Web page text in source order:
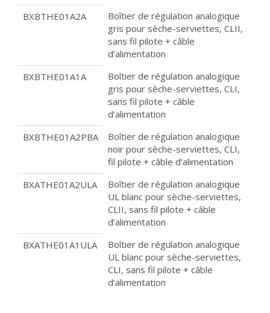
BXBTHE01A2A
Boîtier de régulation analogique
gris pour sèche-serviettes, CLII,
sans fil pilote + câble
d’alimentation
BXBTHE01A1A
Boîtier de régulation analogique
gris pour sèche-serviettes, CLI,
sans fil pilote + câble
d’alimentation
BXBTHE01A2PBA
Boîtier de régulation analogique
noir pour sèche-serviettes, CLI,
fil pilote + câble d’alimentation
BXATHE01A2ULA
Boîtier de régulation analogique
UL blanc pour sèche-serviettes,
CLII, sans fil pilote + câble
d’alimentation
BXATHE01A1ULA
Boîtier de régulation analogique
UL blanc pour sèche-serviettes,
CLI, sans fil pilote + câble
d’alimentation